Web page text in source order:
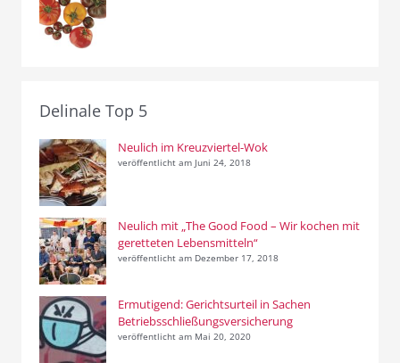
Delinale Top 5
Neulich im Kreuzviertel-Wok
veröffentlicht am Juni 24, 2018
Neulich mit „The Good Food – Wir kochen mit
geretteten Lebensmitteln“
veröffentlicht am Dezember 17, 2018
Ermutigend: Gerichtsurteil in Sachen
Betriebsschließungsversicherung
veröffentlicht am Mai 20, 2020